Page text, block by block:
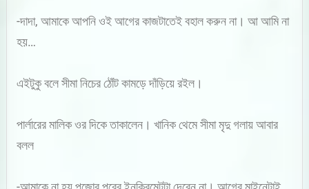
-দাদা, আমাকে আপনি ওই আগের কাজটাতেই বহাল করুন না। আ আমি না
হয়…
এইটুকু বলে সীমা নিচের ঠোঁট কামড়ে দাঁড়িয়ে রইল।
পার্লারের মালিক ওর দিকে তাকালেন। খানিক থেমে সীমা মৃদু গলায় আবার
বলল